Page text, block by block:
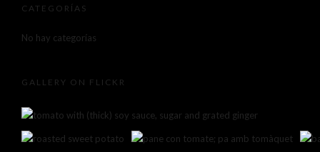
CATEGORÍAS
No hay categorías
GALLERY ON FLICKR